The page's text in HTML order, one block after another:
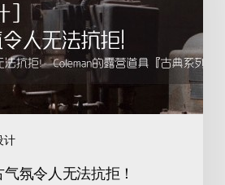
计
氛令人无法抗拒！